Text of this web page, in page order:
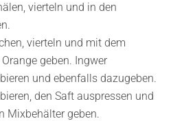
vierteln und in den
vierteln und mit dem
geben. Ingwer
und ebenfalls dazugeben.
den Saft auspressen und
Mixbehälter geben.